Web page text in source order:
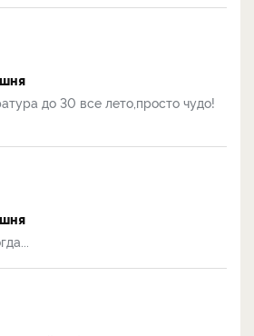
до 30 все лето,просто чудо!